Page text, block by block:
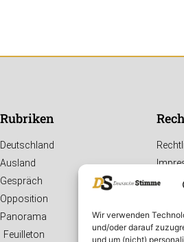
Wir verwenden
und/oder darauf
und um (nicht)
Rubriken
Deutschland
Ausland
Gespräch
Opposition
Panorama
Feuilleton